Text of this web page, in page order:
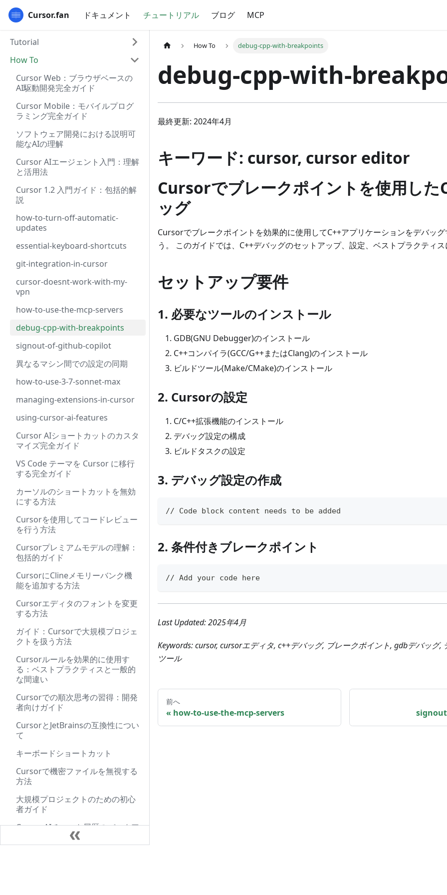
Cursor.fan ドキュメント チュートリアル ブログ MCP
Tutorial
How To
Cursor Web：ブラウザベースの
AI駆動開発完全ガイド
Cursor Mobile：モバイルプログ
ラミング完全ガイド
ソフトウェア開発における説明可
能なAIの理解
Cursor AIエージェント入門：理解
と活用法
Cursor 1.2 入門ガイド：包括的解
説
how-to-turn-off-automatic-
updates
essential-keyboard-shortcuts
git-integration-in-cursor
cursor-doesnt-work-with-my-
vpn
how-to-use-the-mcp-servers
debug-cpp-with-breakpoints
signout-of-github-copilot
異なるマシン間での設定の同期
how-to-use-3-7-sonnet-max
managing-extensions-in-cursor
using-cursor-ai-features
Cursor AIショートカットのカスタ
マイズ完全ガイド
VS Code テーマを Cursor に移行
する完全ガイド
カーソルのショートカットを無効
にする方法
Cursorを使用してコードレビュー
を行う方法
Cursorプレミアムモデルの理解：
包括的ガイド
CursorにClineメモリーバンク機
能を追加する方法
Cursorエディタのフォントを変更
する方法
ガイド：Cursorで大規模プロジェ
クトを扱う方法
Cursorルールを効果的に使用す
る：ベストプラクティスと一般的
な間違い
Cursorでの順次思考の習得：開発
者向けガイド
CursorとJetBrainsの互換性につい
て
キーボードショートカット
Cursorで機密ファイルを無視する
方法
大規模プロジェクトのための初心
者ガイド
Cursor AIチャット履歴のバックア
ップと復元の完全ガイド
How To debug-cpp-with-breakpoints
debug-cpp-with-
最終更新: 2024年4月
キーワード: cursor, cursor editor
Cursorでブレークポイントを使用した
ッグ
Cursorでブレークポイントを効果的に使用してC++アプリケーションをデバッ
う。 このガイドでは、C++デバッグのセットアップ、設定、ベストプラクティス
セットアップ要件
1. 必要なツールのインストール
GDB(GNU Debugger)のインストール
C++コンパイラ(GCC/G++またはClang)のインストール
ビルドツール(Make/CMake)のインストール
2. Cursorの設定
C/C++拡張機能のインストール
デバッグ設定の構成
ビルドタスクの設定
3. デバッグ設定の作成
// Code block content needs to be added
2. 条件付きブレークポイント
// Add your code here
Last Updated: 2025年4月
Keywords: cursor, cursorエディタ, c++デバッグ, ブレークポイント, gdbデバッグ,
ツール
前へ
how-to-use-the-mcp-servers